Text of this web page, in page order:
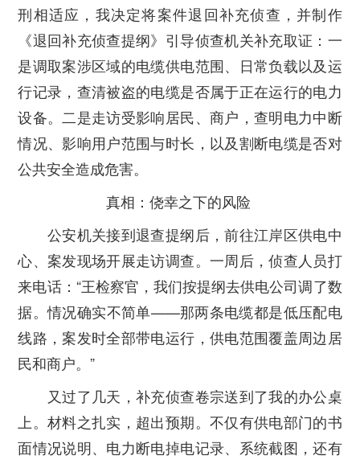
刑相适应，我决定将案件退回补充侦查，并制作
《退回补充侦查提纲》引导侦查机关补充取证：一
是调取案涉区域的电缆供电范围、日常负载以及运
行记录，查清被盗的电缆是否属于正在运行的电力
设备。二是走访受影响居民、商户，查明电力中断
情况、影响用户范围与时长，以及割断电缆是否对
公共安全造成危害。
真相：侥幸之下的风险
公安机关接到退查提纲后，前往江岸区供电中
心、案发现场开展走访调查。一周后，侦查人员打
来电话：“王检察官，我们按提纲去供电公司调了数
据。情况确实不简单——那两条电缆都是低压配电
线路，案发时全部带电运行，供电范围覆盖周边居
民和商户。”
又过了几天，补充侦查卷宗送到了我的办公桌
上。材料之扎实，超出预期。不仅有供电部门的书
面情况说明、电力断电掉电记录、系统截图，还有